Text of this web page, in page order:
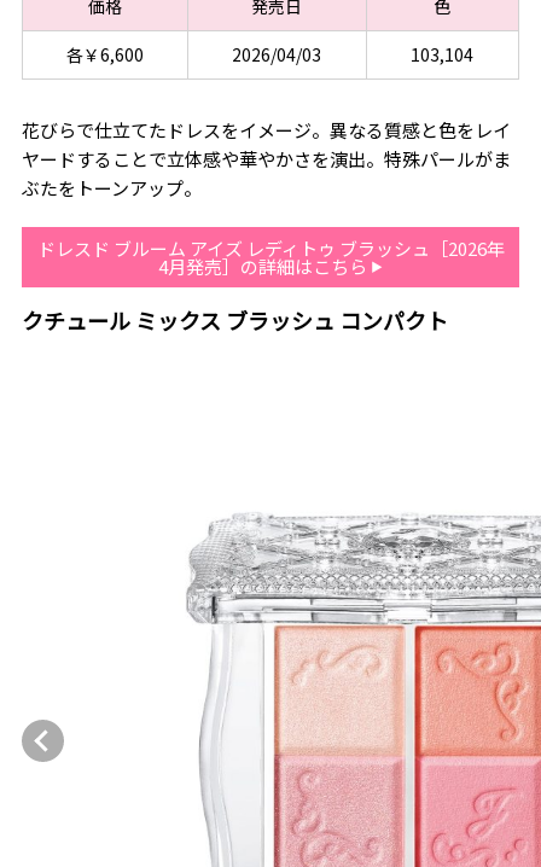
価格 発売日
色
各￥6,600
2026/04/03 103,104
花びらで仕立てたドレスをイメージ。異なる質感と色をレイ
ヤードすることで立体感や華やかさを演出。特殊パールがま
ぶたをトーンアップ。
ドレスド ブルーム アイズ レディトゥ ブラッシュ［2026年
4月発売］の詳細はこちら
クチュール ミックス ブラッシュ コンパクト